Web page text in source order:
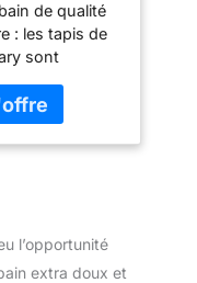
pour sol
bain,
et
lavables en
de qualité
: les tapis de
sont
épaisses et
qualité
de 3 cm avec
de la fibre
de fibres
et mieux
l’opportunité
extra doux et